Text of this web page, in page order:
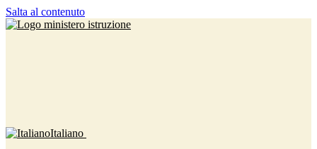
Salta al contenuto
Italiano